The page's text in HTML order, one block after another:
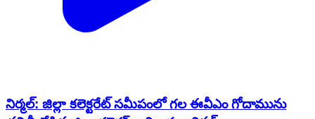
నిర్మల్: జిల్లా కలెక్టరేట్ సమీపంలో గల ఈవీఎం గోదామును